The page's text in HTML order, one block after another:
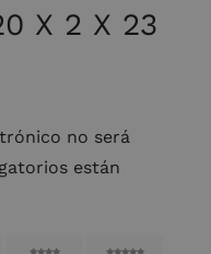
X 2 X 23
no será
están